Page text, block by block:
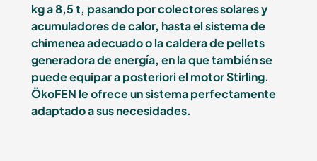
kg a 8,5 t, pasando por colectores solares y
acumuladores de calor, hasta el sistema de
chimenea adecuado o la caldera de pellets
generadora de energía, en la que también se
puede equipar a posteriori el motor Stirling.
ÖkoFEN le ofrece un sistema perfectamente
adaptado a sus necesidades.